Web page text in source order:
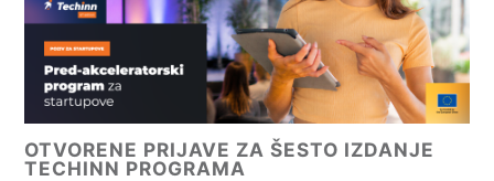
OTVORENE PRIJAVE ZA ŠESTO IZDANJE
TECHINN PROGRAMA